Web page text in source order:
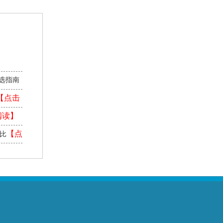
指南
点击
】
【点